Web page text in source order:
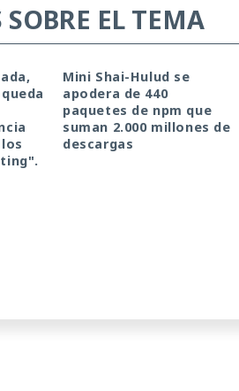
EL TEMA
Mini Shai-Hulud se
apodera de 440
paquetes de npm que
suman 2.000 millones de
descargas